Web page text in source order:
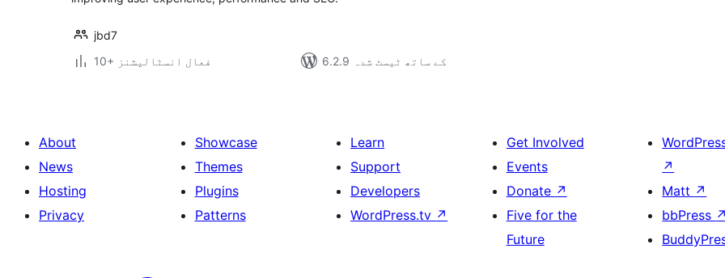
jbd7
10+ فعال انسٹالیشنز
6.2.9 کے ساتھ ٹیسٹ شدہ
About
News
Hosting
Privacy
Showcase
Themes
Plugins
Patterns
Learn
Support
Developers
WordPress.tv ↗
Get Involved
Events
Donate ↗
Five for the
Future
↗
Matt ↗
bbPress ↗